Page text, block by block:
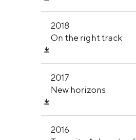
2018
On the right track
2017
New horizons
2016